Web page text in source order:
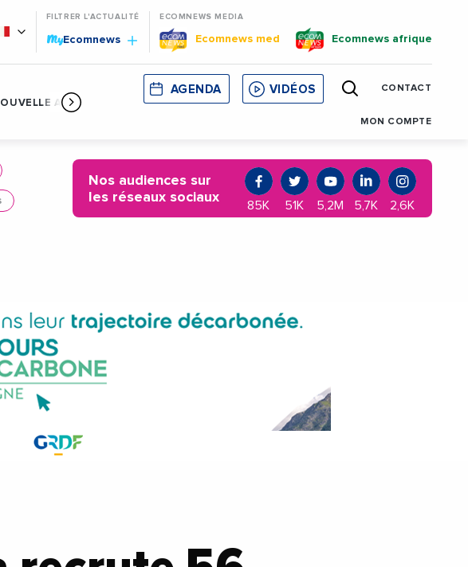
FILTRER L'ACTUALITÉ
MyEcomnews
ECOMNEWS MEDIA
Ecomnews med Ecomnews afrique
AQUITAINE CORSE MONACO CATALOGNE
AGENDA VIDÉOS CONTACT
MON COMPTE
Nos audiences sur
les réseaux sociaux
85K 51K 5,2M 5,7K 2,6K